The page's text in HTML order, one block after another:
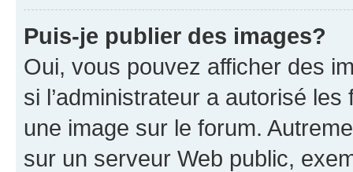
Puis-je publier des images?
Oui, vous pouvez afficher des
si l’administrateur a autorisé
une image sur le forum.
sur un serveur Web public,